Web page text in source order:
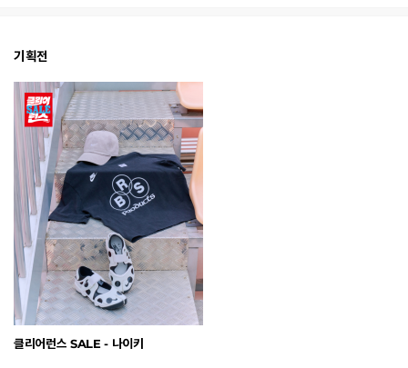
기획전
클리어런스 SALE - 나이키